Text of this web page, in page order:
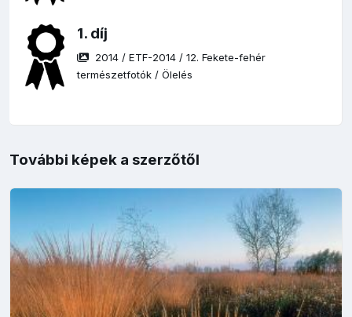
1. díj
2014 /ETF-2014 /12. Fekete-fehér
természetfotók /Ölelés
További képek a szerzőtől